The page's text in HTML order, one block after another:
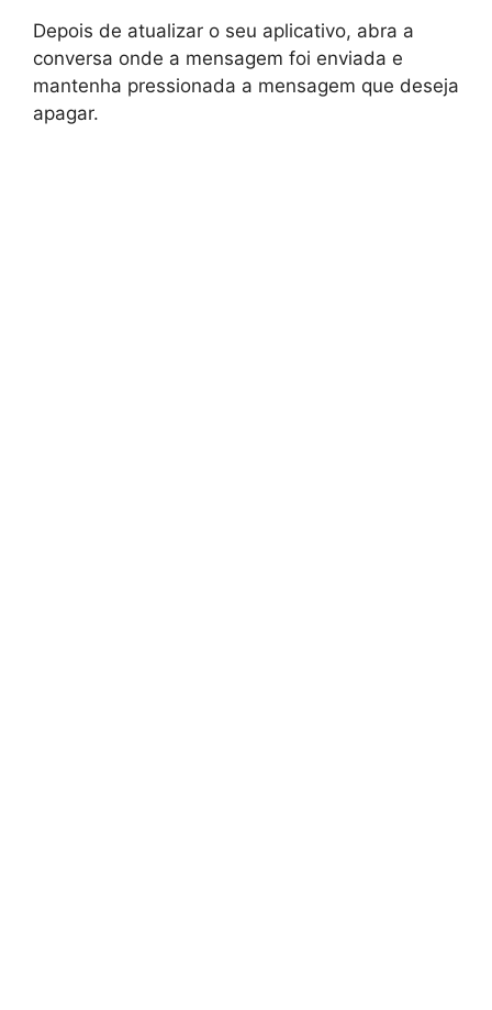
Depois de atualizar o seu aplicativo, abra a
conversa onde a mensagem foi enviada e
mantenha pressionada a mensagem que deseja
apagar.